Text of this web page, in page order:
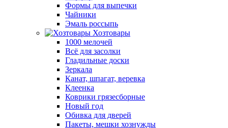
Формы для выпечки
Чайники
Эмаль россыпь
Хозтовары
1000 мелочей
Всё для засолки
Гладильные доски
Зеркала
Канат, шпагат, веревка
Клеенка
Коврики грязесборные
Новый год
Обивка для дверей
Пакеты, мешки хознужды